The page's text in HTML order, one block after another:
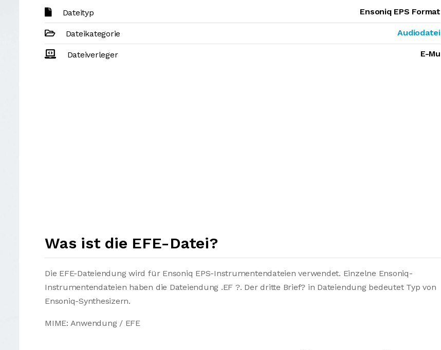
Dateityp Ensoniq EPS Format
Dateikategorie Audiodatei
Dateiverleger E-Mu
Was ist die EFE-Datei?
Die EFE-Dateiendung wird für Ensoniq EPS-Instrumentendateien verwendet. Einzelne Ensoniq-
Instrumentendateien haben die Dateiendung .EF ?. Der dritte Brief? in Dateiendung bedeutet Typ von
Ensoniq-Synthesizern.
MIME: Anwendung / EFE